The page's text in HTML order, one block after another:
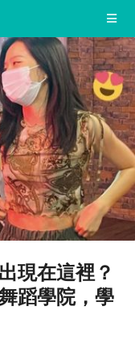
現在這裡？
蹈學院，學